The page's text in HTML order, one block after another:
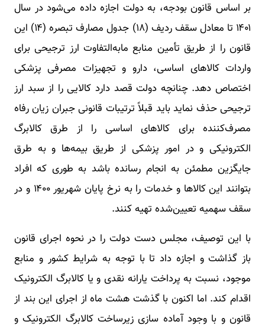
بر اساس قانون بودجه، به دولت اجازه داده می‌شود در سال
۱۴۰۱ تا معادل سقف ردیف (۱۸) جدول مصارف تبصره (۱۴) این
قانون را از طریق تأمین منابع مابه‌التفاوت ارز ترجیحی برای
واردات کالاهای اساسی، دارو و تجهیزات مصرفی پزشکی
اختصاص دهد. چنانچه دولت قصد دارد کالایی را از سبد ارز
ترجیحی حذف نماید باید قبلاً ترتیبات قانونی جبران زیان رفاه
مصرف‌کننده برای کالاهای اساسی را از طرق کالابرگ
الکترونیکی و در امور پزشکی از طریق بیمه‌ها و به طرق
جایگزین مطمئن به انجام رسانده باشد به طوری که افراد
بتوانند این کالاها و خدمات را به نرخ پایان شهریور ۱۴۰۰ و در
سقف سهمیه تعیین‌شده تهیه کنند.
با این توصیف، مجلس دست دولت را در نحوه اجرای قانون
باز گذاشت و اجازه داد تا با توجه به شرایط کشور و منابع
موجود، نسبت به پرداخت یارانه نقدی و یا کالابرگ الکترونیک
اقدام کند. اما اکنون با گذشت هشت ماه از اجرای این بند از
قانون و با وجود آماده سازی زیرساخت کالابرگ الکترونیک و